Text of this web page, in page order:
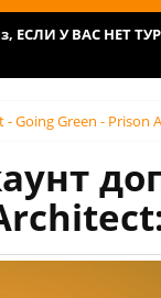
ЕСЛИ У ВАС НЕТ
- Going Green - Prison